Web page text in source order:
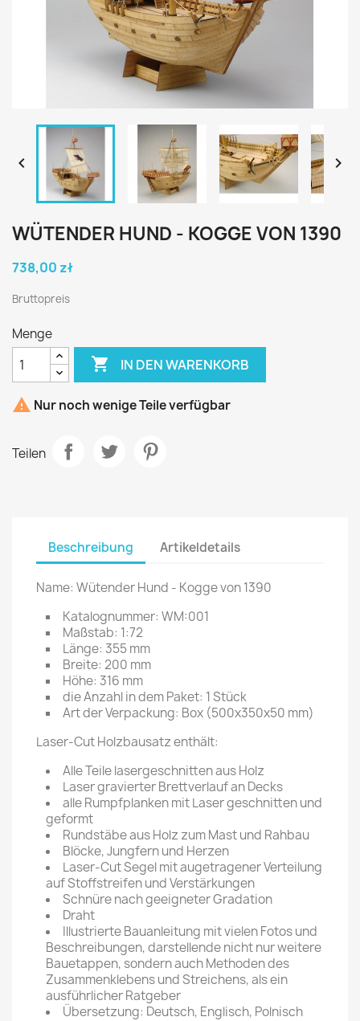
 
WÜTENDER HUND - KOGGE VON 1390
738,00 zł
Bruttopreis
Menge
 IN DEN WARENKORB
 Nur noch wenige Teile verfügbar
Teilen
Beschreibung Artikeldetails
Name: Wütender Hund - Kogge von 1390
Katalognummer: WM:001
Maßstab: 1:72
Länge: 355 mm
Breite: 200 mm
Höhe: 316 mm
die Anzahl in dem Paket: 1 Stück
Art der Verpackung: Box (500x350x50 mm)
Laser-Cut Holzbausatz enthält:
Alle Teile lasergeschnitten aus Holz
Laser gravierter Brettverlauf an Decks
alle Rumpfplanken mit Laser geschnitten und
geformt
Rundstäbe aus Holz zum Mast und Rahbau
Blöcke, Jungfern und Herzen
Laser-Cut Segel mit augetragener Verteilung
auf Stoffstreifen und Verstärkungen
Schnüre nach geeigneter Gradation
Draht
Illustrierte Bauanleitung mit vielen Fotos und
Beschreibungen, darstellende nicht nur weitere
Bauetappen, sondern auch Methoden des
Zusammenklebens und Streichens, als ein
ausführlicher Ratgeber
Übersetzung: Deutsch, Englisch, Polnisch